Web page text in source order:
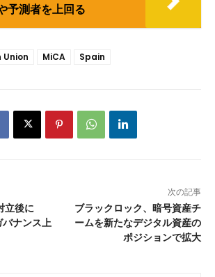
予測者を上回る
Union MiCA Spain
立後に
ナンス上
次の記事
ブラックロック、暗号資産チ
ームを新たなデジタル資産の
ポジションで拡大